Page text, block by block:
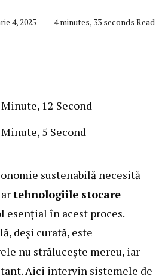
4, 2025 4 minutes, 33 seconds Read
12 Second
5 Second
sustenabilă necesită
tehnologiile stocare
esențial în acest proces.
deși curată, este
nu strălucește mereu, iar
Aici intervin sistemele de